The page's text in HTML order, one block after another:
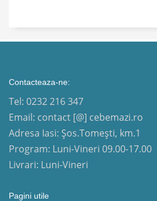
Contacteaza-ne:
Tel: 0232 216 347
Email: contact [@] cebemazi.ro
Adresa Iasi: Șos.Tomești, km.1
Program: Luni-Vineri 09.00-17.00
Livrari: Luni-Vineri
Pagini utile